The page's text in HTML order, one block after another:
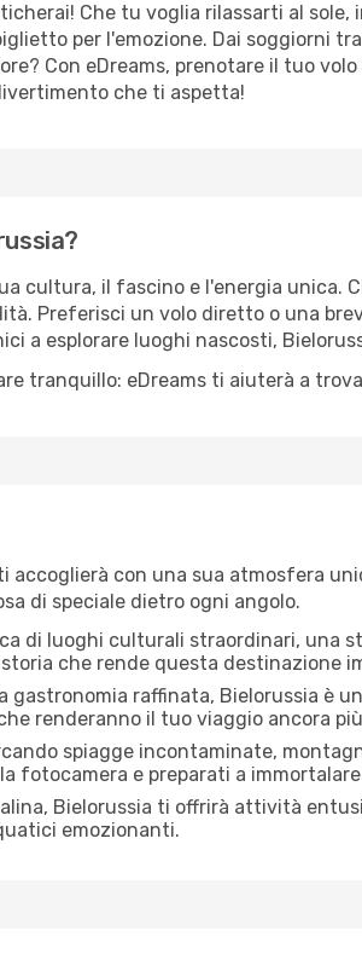
Che tu voglia rilassarti al
per l'emozione. Dai soggiorni
Con eDreams, prenotare il tuo
che ti aspetta!
cultura, il fascino e l'energia
Preferisci un volo diretto o una
a esplorare luoghi nascosti,
tranquillo: eDreams ti aiuterà a
accoglierà con una sua atmosfera
di speciale dietro ogni angolo.
di luoghi culturali straordinari, una
che rende questa destinazione
gastronomia raffinata, Bielorussia è
renderanno il tuo viaggio ancora
spiagge incontaminate,
fotocamera e preparati a
Bielorussia ti offrirà attività
emozionanti.